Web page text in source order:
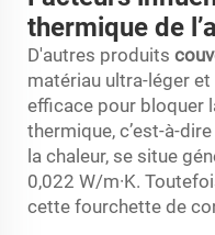
thermique de
D'autres produits
matériau ultra-léger
efficace pour bloquer
thermique, c’est-à-
la chaleur, se situe
0,022 W/m·K.
cette fourchette de